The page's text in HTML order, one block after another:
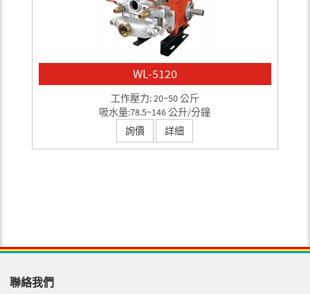
WL-5120
工作壓力: 20~50 公斤
吸水量:78.5~146 公升/分鐘
詢價
詳細
聯絡我們